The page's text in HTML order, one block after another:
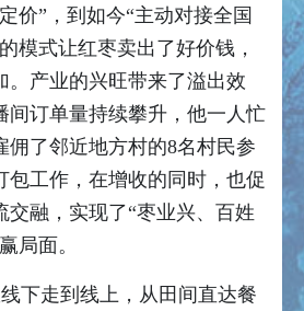
价”，到如今“主动对接全国
模式让红枣卖出了好价钱，
。产业的兴旺带来了溢出效
间订单量持续攀升，他一人忙
佣了邻近地方村的8名村民参
包工作，在增收的同时，也促
交融，实现了“枣业兴、百姓
局面。
下走到线上，从田间直达餐